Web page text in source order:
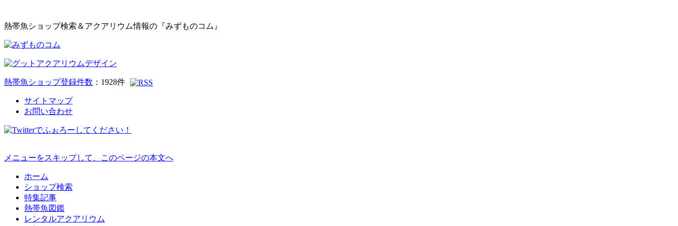
熱帯魚ショップ検索＆アクアリウム情報の『みずものコム』
熱帯魚ショップ登録件数 ： 1928件
サイトマップ
お問い合わせ
メニューをスキップして、このページの本文へ
ホーム
ショップ検索
特集記事
熱帯魚図鑑
レンタルアクアリウム